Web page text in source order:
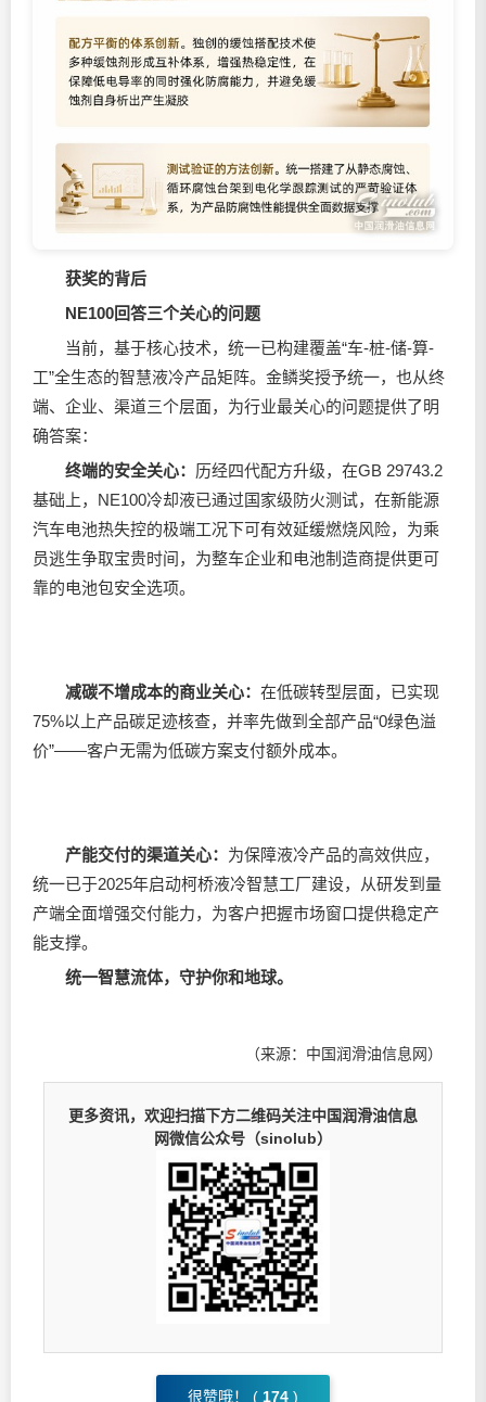
获奖的背后
NE100回答三个关心的问题
当前，基于核心技术，统一已构建覆盖“车-桩-储-算-
工”全生态的智慧液冷产品矩阵。金鳞奖授予统一，也从终
端、企业、渠道三个层面，为行业最关心的问题提供了明
确答案：
终端的安全关心： 历经四代配方升级，在GB 29743.2
基础上，NE100冷却液已通过国家级防火测试，在新能源
汽车电池热失控的极端工况下可有效延缓燃烧风险，为乘
员逃生争取宝贵时间，为整车企业和电池制造商提供更可
靠的电池包安全选项。
减碳不增成本的商业关心： 在低碳转型层面，已实现
75%以上产品碳足迹核查，并率先做到全部产品“0绿色溢
价”——客户无需为低碳方案支付额外成本。
产能交付的渠道关心： 为保障液冷产品的高效供应，
统一已于2025年启动柯桥液冷智慧工厂建设，从研发到量
产端全面增强交付能力，为客户把握市场窗口提供稳定产
能支撑。
统一智慧流体，守护你和地球。
（来源：中国润滑油信息网）
更多资讯，欢迎扫描下方二维码关注中国润滑油信息
网微信公众号（sinolub）
很赞哦！ ( 174 )